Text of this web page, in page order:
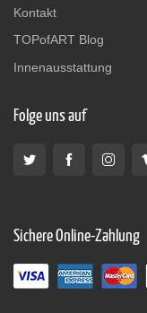
Kontakt
TOPofART Blog
Innenausstattung
Folge uns auf
Sichere Online-Zahlung